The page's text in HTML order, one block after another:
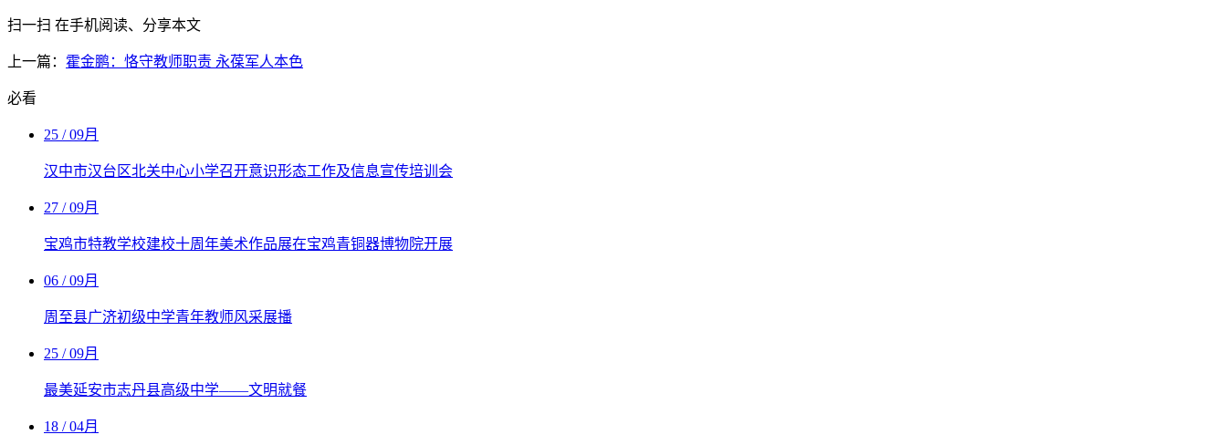
扫一扫 在手机阅读、分享本文
上一篇： 霍金鹏：恪守教师职责 永葆军人本色
必看
25 / 09月
汉中市汉台区北关中心小学召开意识形态工作及信息宣传培训会
27 / 09月
宝鸡市特教学校建校十周年美术作品展在宝鸡青铜器博物院开展
06 / 09月
周至县广济初级中学青年教师风采展播
25 / 09月
最美延安市志丹县高级中学——文明就餐
18 / 04月